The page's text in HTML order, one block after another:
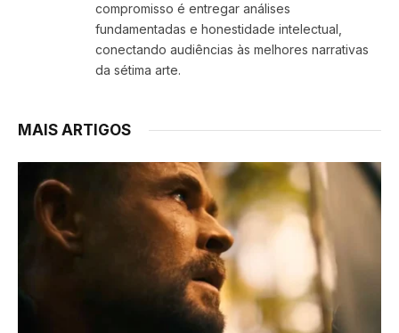
compromisso é entregar análises
fundamentadas e honestidade intelectual,
conectando audiências às melhores narrativas
da sétima arte.
MAIS ARTIGOS